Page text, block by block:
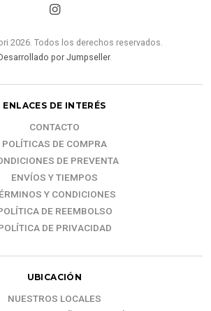
2026. Todos los derechos reservados.
por Jumpseller.
ENLACES DE INTERÉS
CONTACTO
POLÍTICAS DE COMPRA
DE PREVENTA
ENVÍOS Y TIEMPOS
Y CONDICIONES
DE REEMBOLSO
DE PRIVACIDAD
UBICACIÓN
NUESTROS LOCALES